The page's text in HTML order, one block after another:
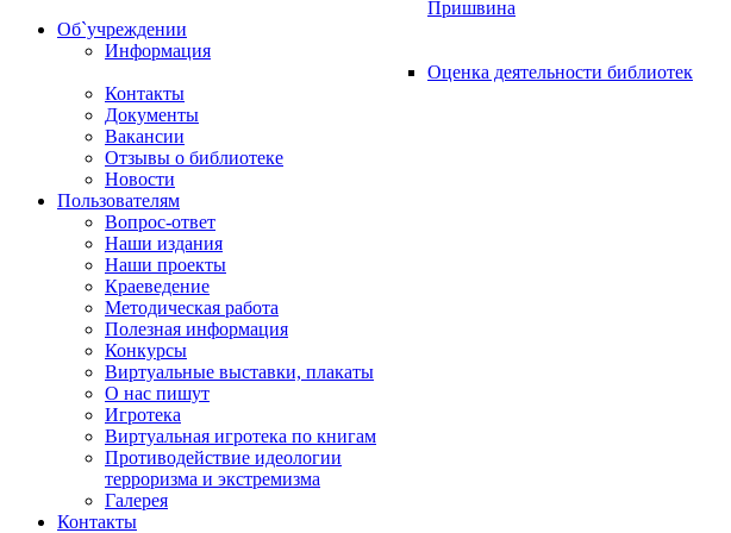
Пришвина
Об`учреждении
Информация
Оценка деятельности библиотек
Контакты
Документы
Вакансии
Отзывы о библиотеке
Новости
Пользователям
Вопрос-ответ
Наши издания
Наши проекты
Краеведение
Методическая работа
Полезная информация
Конкурсы
Виртуальные выставки, плакаты
О нас пишут
Игротека
Виртуальная игротека по книгам
Противодействие идеологии
терроризма и экстремизма
Галерея
Контакты